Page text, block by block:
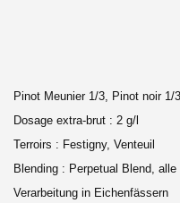
Pinot Meunier 1/3, Pinot noir 1/
Dosage extra-brut : 2 g/l
Terroirs : Festigny, Venteuil
Blending : Perpetual Blend,
Verarbeitung in Eichenfässern